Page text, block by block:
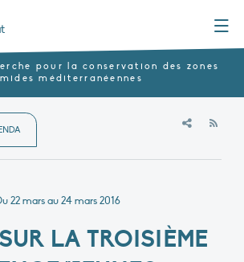
pour la conservation des zones
méditerranéennes
22 mars au 24 mars 2016
LA TROISIÈME